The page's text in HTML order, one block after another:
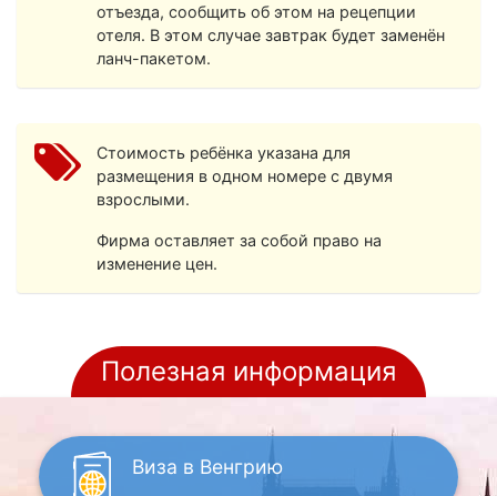
отъезда, сообщить об этом на рецепции
отеля. В этом случае завтрак будет заменён
ланч-пакетом.
Стоимость ребёнка указана для
размещения в одном номере с двумя
взрослыми.
Фирма оставляет за собой право на
изменение цен.
Полезная информация
Виза в Венгрию